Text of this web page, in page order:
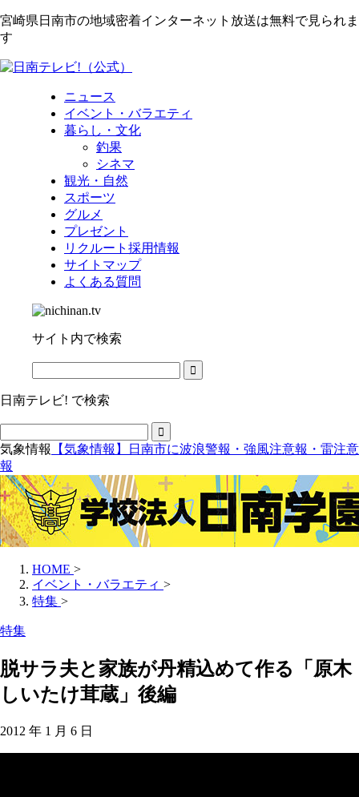
宮崎県日南市の地域密着インターネット放送は無料で見られま
す
ニュース
イベント・バラエティ
暮らし・文化
釣果
シネマ
観光・自然
スポーツ
グルメ
プレゼント
リクルート採用情報
サイトマップ
よくある質問
サイト内で検索
日南テレビ! で検索
気象情報
【気象情報】日南市に波浪警報・強風注意報・雷注意
報
HOME >
イベント・バラエティ >
特集 >
特集
脱サラ夫と家族が丹精込めて作る「原木
しいたけ茸蔵」後編
2012 年 1 月 6 日